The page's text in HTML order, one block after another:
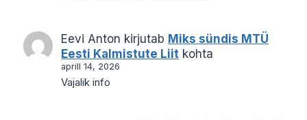
Eevi Anton kirjutab Miks sündis MTÜ
Eesti Kalmistute Liit kohta
aprill 14, 2026
Vajalik info